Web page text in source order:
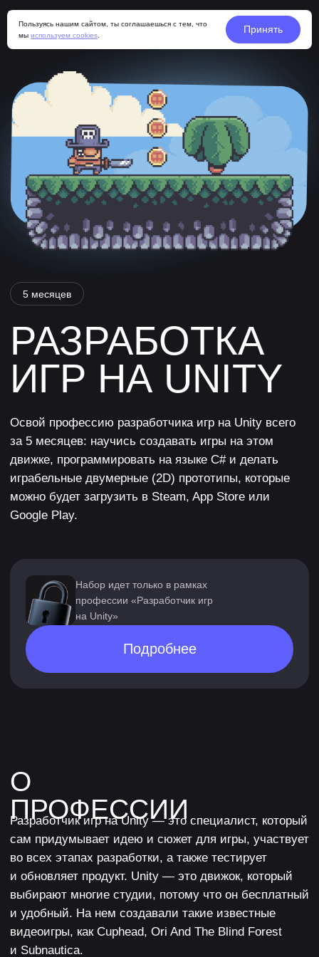
РАЗРАБОТКА
Освой профессию разработчика игр на Unity всего
движке, программировать на языке C# и делать
играбельные двумерные (2D) прототипы, которые
можно будет загрузить в Steam, App Store или
Google Play.
5 месяцев
Набор идет только в рамках
профессии «Разработчик игр
на Unity»
Подробнее
О
ПРОФЕССИИ
Разработчик игр на Unity — это специалист, который
сам придумывает идею и сюжет для игры, участвует
во всех этапах разработки, а также тестирует
и обновляет продукт. Unity — это движок, который
выбирают многие студии, потому что он бесплатный
и удобный. На нем создавали такие известные
видеоигры, как Cuphead, Ori And The Blind Forest
и Subnautica.
НАУЧИШЬСЯ
01
Основам работы
в Unity
Сможешь прокачивать героя, создавать
неигровых персонажей (NPC), меню,
освещение и визуальные эффекты — туман,
дрожание камеры и многое другое.
Пользуясь нашим сайтом, ты соглашаешься с тем, что
мы используем cookies Принять